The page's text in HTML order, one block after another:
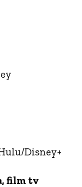
Disney+
film tv